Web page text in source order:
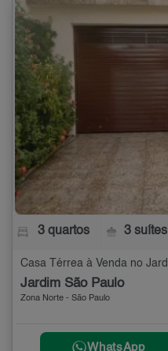
3 quartos 3 suítes
Jardim São Paulo
Zona Norte - São Paulo
WhatsApp